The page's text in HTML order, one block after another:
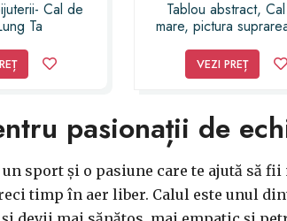
Cal de
Ta
Tablou abstract,
mare, pictura
suprarealiste, pictura
figurativa, tablouri
Atelier ta
VEZI PREȚ
pasionații de
sport și o pasiune care te ajută să
timp în aer liber. Calul este unul